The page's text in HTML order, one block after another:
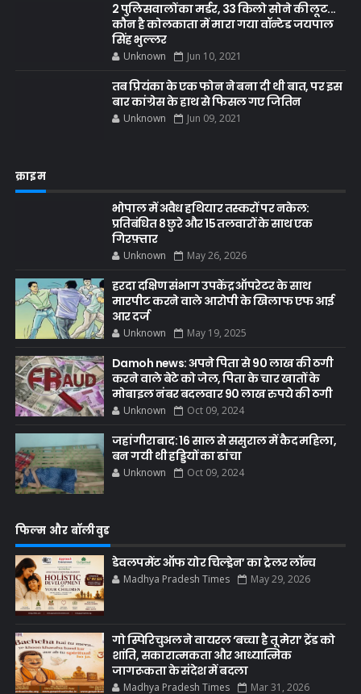
2 पुलिसवालों का मर्डर, 33 किलो सोने की लूट...
कौन है कोलकाता में मारा गया वॉन्टेड जयपाल
सिंह भुल्लर
Unknown Jun 10, 2021
तब प्रियंका के एक फोन ने बना दी थी बात, पर इस
बार कांग्रेस के हाथ से फिसल गए जितिन
Unknown Jun 09, 2021
क्राइम
भोपाल में अवैध हथियार तस्करों पर नकेल:
प्रतिबंधित 8 छुरे और 15 तलवारों के साथ एक
गिरफ़्तार
Unknown May 26, 2026
हरदा दक्षिण संभाग उपकेंद्र ऑपरेटर के साथ
मारपीट करने वाले आरोपी के खिलाफ एफ आई
आर दर्ज
Unknown May 19, 2025
Damoh news: अपने पिता से 90 लाख की ठगी
करने वाले बेटे को जेल, पिता के चार खातों के
मोबाइल नंबर बदलवार 90 लाख रुपये की ठगी
Unknown Oct 09, 2024
जहांगीराबाद: 16 साल से ससुराल में कैद महिला,
बन गयी थी हड्डियों का ढांचा
Unknown Oct 09, 2024
फिल्म और बॉलीवुड
डेवलपमेंट ऑफ योर चिल्ड्रेन’ का ट्रेलर लॉन्च
Madhya Pradesh Times May 29, 2026
गो स्पिरिचुअल ने वायरल ‘बच्चा है तू मेरा’ ट्रेंड को
शांति, सकारात्मकता और आध्यात्मिक
जागरूकता के संदेश में बदला
Madhya Pradesh Times Mar 31, 2026